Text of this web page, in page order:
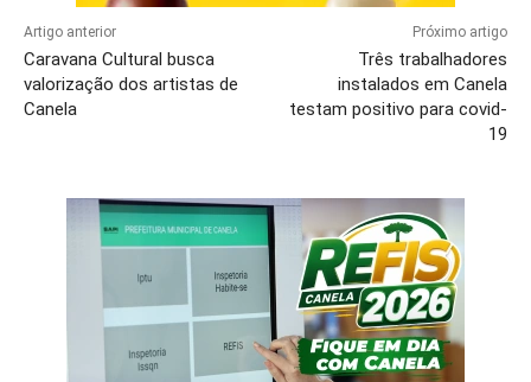
Artigo anterior
Caravana Cultural busca
valorização dos artistas de
Canela
Próximo artigo
Três trabalhadores
instalados em Canela
testam positivo para covid-
19